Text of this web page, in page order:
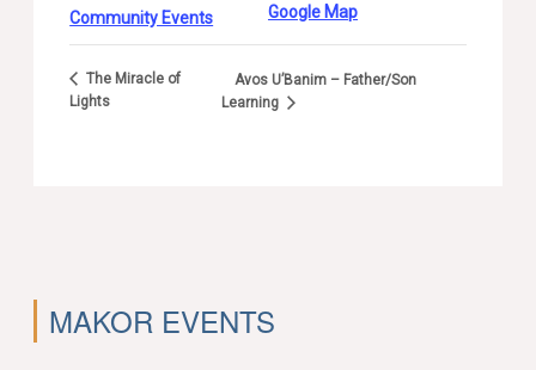
Community Events Google Map
The Miracle of
Lights
Avos U’Banim – Father/Son
Learning
MAKOR EVENTS